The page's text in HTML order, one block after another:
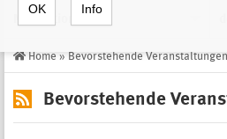
OK Info
Home » Bevorstehende Veranstaltungen
Bevorstehende